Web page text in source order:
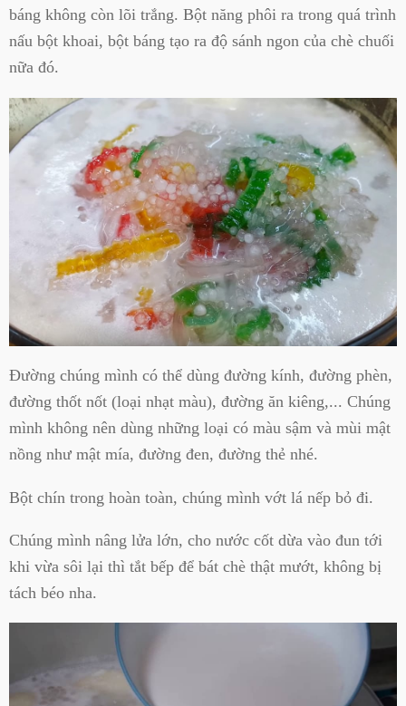
báng không còn lõi trắng. Bột năng phôi ra trong quá trình
nấu bột khoai, bột báng tạo ra độ sánh ngon của chè chuối
nữa đó.
Đường chúng mình có thể dùng đường kính, đường phèn,
đường thốt nốt (loại nhạt màu), đường ăn kiêng,... Chúng
mình không nên dùng những loại có màu sậm và mùi mật
nồng như mật mía, đường đen, đường thẻ nhé.
Bột chín trong hoàn toàn, chúng mình vớt lá nếp bỏ đi.
Chúng mình nâng lửa lớn, cho nước cốt dừa vào đun tới
khi vừa sôi lại thì tắt bếp để bát chè thật mướt, không bị
tách béo nha.